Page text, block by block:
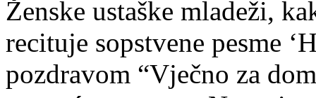
Ženske ustaške mladeži,
recituje sopstvene pesme
pozdravom “Vječno za